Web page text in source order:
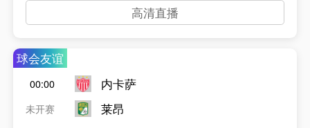
高清直播
球会友谊
00:00
未开赛
内卡萨
莱昂